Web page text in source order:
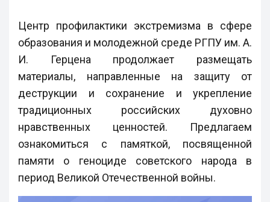
Центр профилактики экстремизма в сфере
образования и молодежной среде РГПУ им. А.
И. Герцена продолжает размещать
материалы, направленные на защиту от
деструкции и сохранение и укрепление
традиционных российских духовно
нравственных ценностей. Предлагаем
ознакомиться с памяткой, посвященной
памяти о геноциде советского народа в
период Великой Отечественной войны.